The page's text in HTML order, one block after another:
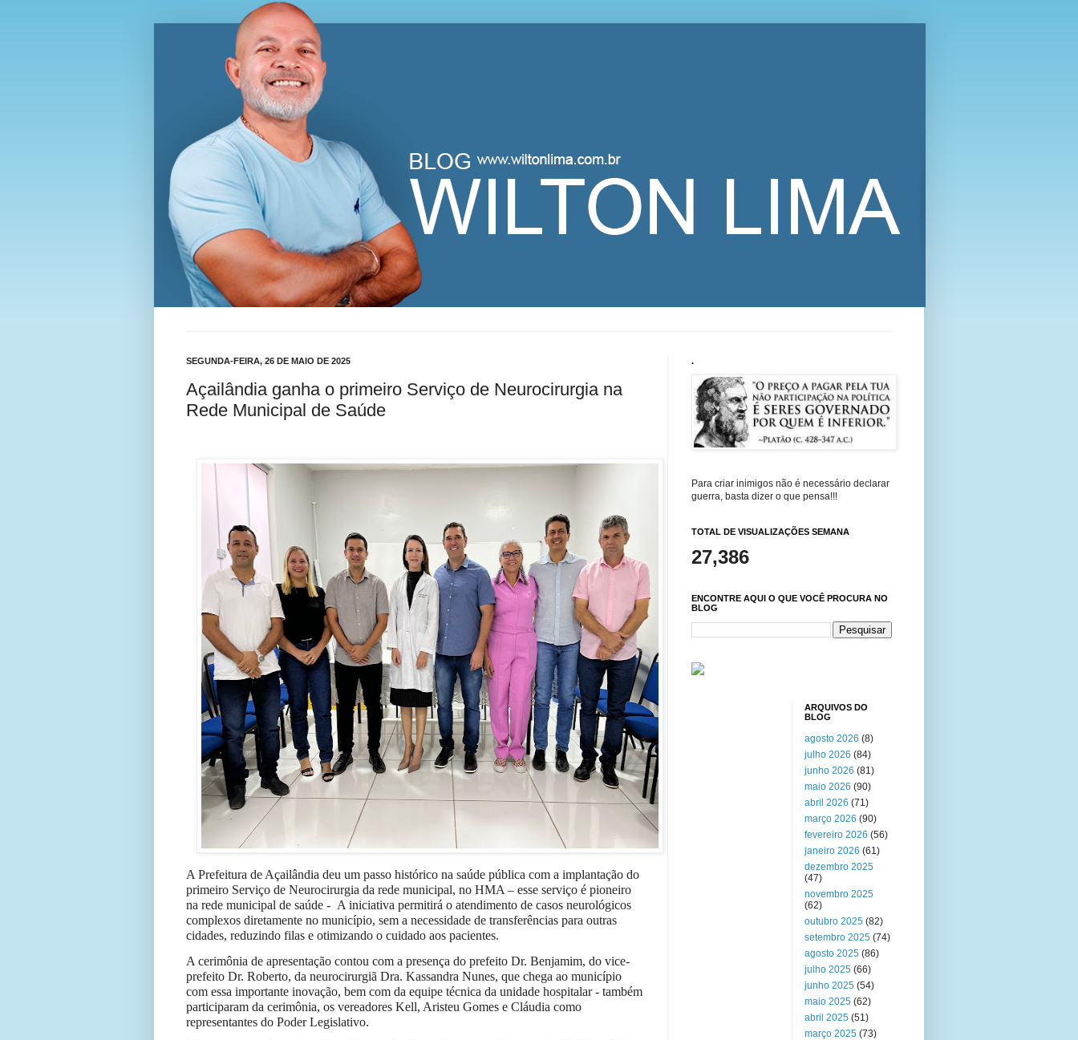
Blog Wilton Lima
SEGUNDA-FEIRA, 26 DE MAIO DE 2025
Açailândia ganha o primeiro Serviço de Neurocirurgia na
Rede Municipal de Saúde
A Prefeitura de Açailândia deu um passo histórico na saúde pública com a implantação do
primeiro Serviço de Neurocirurgia da rede municipal, no HMA – esse serviço é pioneiro
na rede municipal de saúde - A iniciativa permitirá o atendimento de casos neurológicos
complexos diretamente no município, sem a necessidade de transferências para outras
cidades, reduzindo filas e otimizando o cuidado aos pacientes.
A cerimônia de apresentação contou com a presença do prefeito Dr. Benjamim, do vice-
prefeito Dr. Roberto, da neurocirurgiã Dra. Kassandra Nunes, que chega ao município
com essa importante inovação, bem com da equipe técnica da unidade hospitalar - também
participaram da cerimônia, os vereadores Kell, Aristeu Gomes e Cláudia como
representantes do Poder Legislativo.
.
Para criar inimigos não é necessário declarar
guerra, basta dizer o que pensa!!!
TOTAL DE VISUALIZAÇÕES SEMANA
27,386
ENCONTRE AQUI O QUE VOCÊ PROCURA NO
BLOG
ARQUIVOS DO
BLOG
agosto 2026 (8)
julho 2026 (84)
junho 2026 (81)
maio 2026 (90)
abril 2026 (71)
março 2026 (90)
fevereiro 2026 (56)
janeiro 2026 (61)
dezembro 2025
(47)
novembro 2025
(62)
outubro 2025 (82)
setembro 2025 (74)
agosto 2025 (86)
julho 2025 (66)
junho 2025 (54)
maio 2025 (62)
abril 2025 (51)
março 2025 (73)